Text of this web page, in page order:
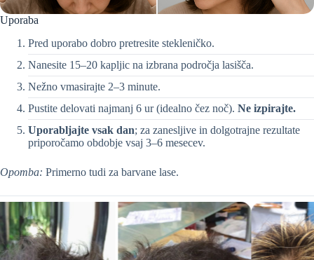
Uporaba
Pred uporabo dobro pretresite stekleničko.
Nanesite 15–20 kapljic na izbrana področja lasišča.
Nežno vmasirajte 2–3 minute.
Pustite delovati najmanj 6 ur (idealno čez noč). Ne izpirajte.
Uporabljajte vsak dan; za zanesljive in dolgotrajne rezultate
priporočamo obdobje vsaj 3–6 mesecev.
Opomba: Primerno tudi za barvane lase.